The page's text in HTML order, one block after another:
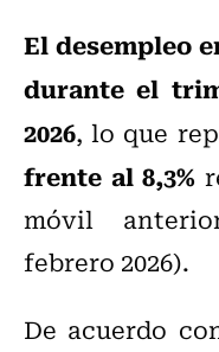
El desempleo
durante el
2026, lo que
frente al 8,3%
móvil
febrero 2026).
De acuerdo